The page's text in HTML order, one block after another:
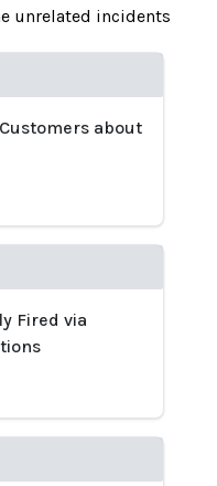
unrelated incidents
about
Fired via